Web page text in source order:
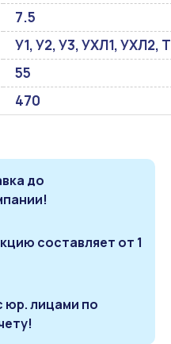
7.5
У1, У2, У3, УХЛ1, УХЛ2,
55
470
до
составляет от 1
юр. лицами по